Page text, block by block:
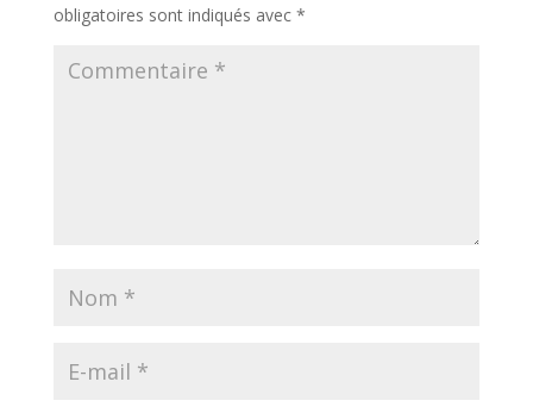
obligatoires sont indiqués avec *